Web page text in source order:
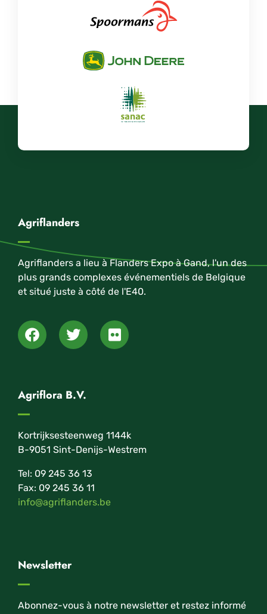
Agriflanders
Agriflanders a lieu à Flanders Expo à Gand, l'un des
plus grands complexes événementiels de Belgique
et situé juste à côté de l'E40.
Agriflora B.V.
Kortrijksesteenweg 1144k
B-9051 Sint-Denijs-Westrem
Tel: 09 245 36 13
Fax: 09 245 36 11
info@agriflanders.be
Newsletter
Abonnez-vous à notre newsletter et restez informé